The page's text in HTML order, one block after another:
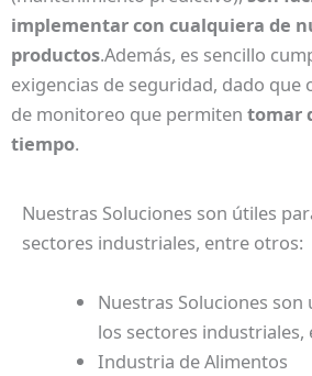
implementar con cualquiera de
productos.Además, es sencillo
exigencias de seguridad, dado que
de monitoreo que permiten tomar
tiempo.
Nuestras Soluciones son útiles
sectores industriales, entre otros:
Nuestras Soluciones
los sectores
Industria de Alimentos